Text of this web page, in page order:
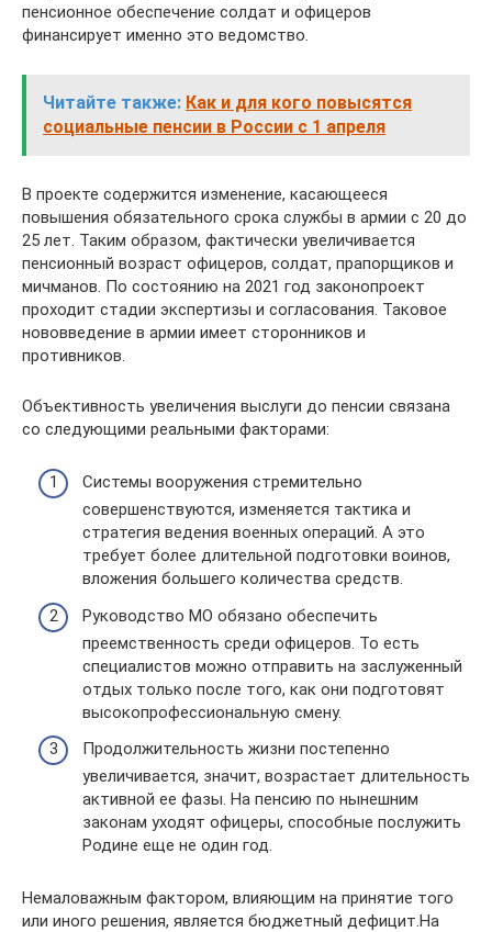
пенсионное обеспечение солдат и офицеров
финансирует именно это ведомство.
Читайте также: Как и для кого повысятся
социальные пенсии в России с 1 апреля
В проекте содержится изменение, касающееся
повышения обязательного срока службы в армии с 20 до
25 лет. Таким образом, фактически увеличивается
пенсионный возраст офицеров, солдат, прапорщиков и
мичманов. По состоянию на 2021 год законопроект
проходит стадии экспертизы и согласования. Таковое
нововведение в армии имеет сторонников и
противников.
Объективность увеличения выслуги до пенсии связана
со следующими реальными факторами:
Системы вооружения стремительно
совершенствуются, изменяется тактика и
стратегия ведения военных операций. А это
требует более длительной подготовки воинов,
вложения большего количества средств.
Руководство МО обязано обеспечить
преемственность среди офицеров. То есть
специалистов можно отправить на заслуженный
отдых только после того, как они подготовят
высокопрофессиональную смену.
Продолжительность жизни постепенно
увеличивается, значит, возрастает длительность
активной ее фазы. На пенсию по нынешним
законам уходят офицеры, способные послужить
Родине еще не один год.
Немаловажным фактором, влияющим на принятие того
или иного решения, является бюджетный дефицит.На